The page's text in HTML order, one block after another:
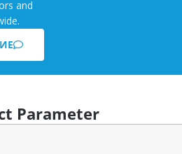
and
Parameter